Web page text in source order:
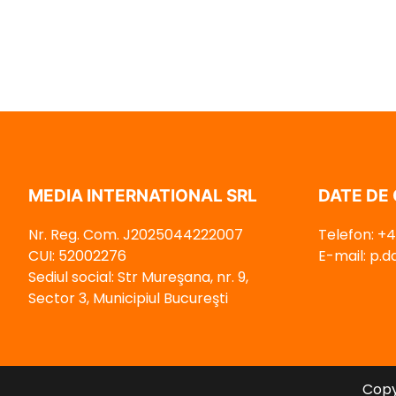
MEDIA INTERNATIONAL SRL
Nr. Reg. Com. J2025044222007
CUI: 52002276
Sediul social: Str Mureşana, nr. 9,
Sector 3, Municipiul Bucureşti
DATE DE
Telefon:
E-mail: